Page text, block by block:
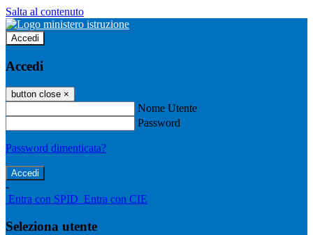
Salta al contenuto
Accedi
Accedi
button close ×
Nome Utente
Password
Password dimenticata?
-
Entra con SPID Entra con CIE
Seleziona utente